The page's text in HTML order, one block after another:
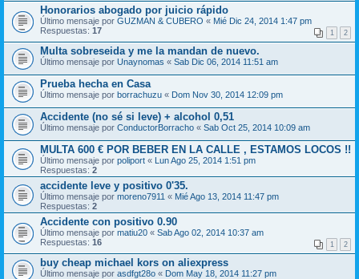
Honorarios abogado por juicio rápido
Último mensaje por GUZMAN & CUBERO « Mié Dic 24, 2014 1:47 pm
Respuestas: 17 1 2
Multa sobreseida y me la mandan de nuevo.
Último mensaje por Unaynomas « Sab Dic 06, 2014 11:51 am
Prueba hecha en Casa
Último mensaje por borrachuzu « Dom Nov 30, 2014 12:09 pm
Accidente (no sé si leve) + alcohol 0,51
Último mensaje por ConductorBorracho « Sab Oct 25, 2014 10:09 am
MULTA 600 € POR BEBER EN LA CALLE , ESTAMOS LOCOS !!
Último mensaje por poliport « Lun Ago 25, 2014 1:51 pm
Respuestas: 2
accidente leve y positivo 0'35.
Último mensaje por moreno7911 « Mié Ago 13, 2014 11:47 pm
Respuestas: 2
Accidente con positivo 0.90
Último mensaje por matiu20 « Sab Ago 02, 2014 10:37 am
Respuestas: 16 1 2
buy cheap michael kors on aliexpress
Último mensaje por asdfgt28o « Dom May 18, 2014 11:27 pm